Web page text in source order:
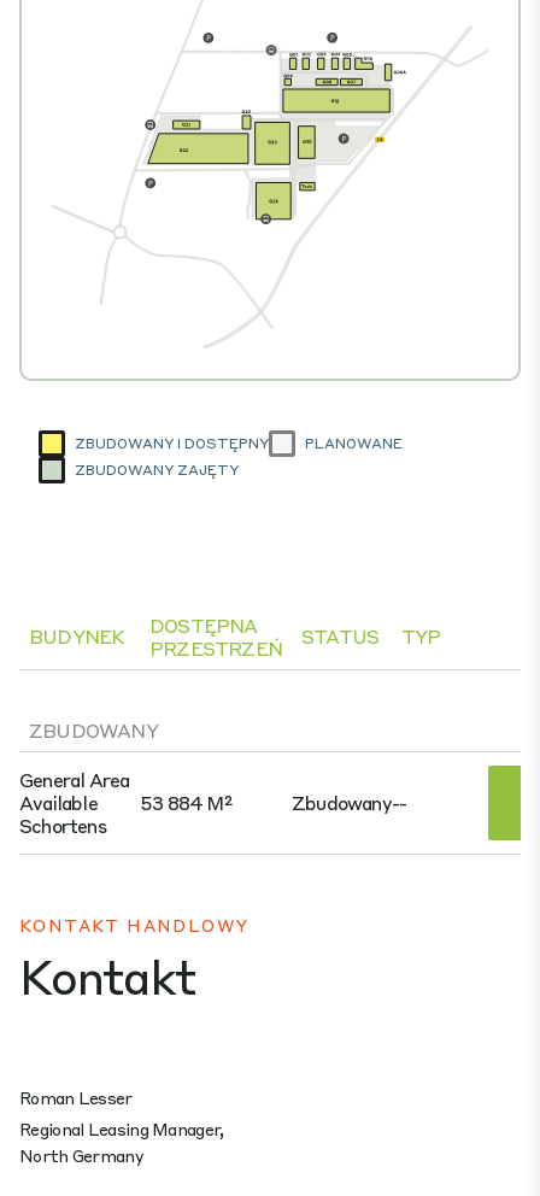
ZBUDOWANY I DOSTĘPNY
PLANOWANE
ZBUDOWANY ZAJĘTY
BUDYNEK
DOSTĘPNA
PRZESTRZEŃ
STATUS TYP
ZBUDOWANY
General Area
Available
Schortens
53 884 M² Zbudowany--
KONTAKT HANDLOWY
Kontakt
Roman Lesser
Regional Leasing Manager,
North Germany